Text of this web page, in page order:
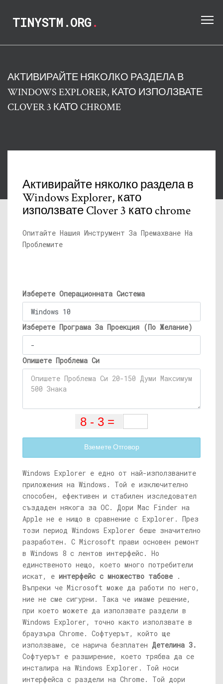
TINYSTM.ORG.
АКТИВИРАЙТЕ НЯКОЛКО РАЗДЕЛА В
WINDOWS EXPLORER, КАТО ИЗПОЛЗВАТЕ
CLOVER 3 КАТО CHROME
Активирайте няколко раздела в
Windows Explorer, като
използвате Clover 3 като chrome
Опитайте Нашия Инструмент За Премахване На
Проблемите
Изберете Операционната Система
Изберете Програма За Проекция (По Желание)
Опишете Проблема Си
Вземете Отговор
Windows Explorer е едно от най-използваните
приложения на Windows. Той е изключително
способен, ефективен и стабилен изследовател
създаден някога за ОС. Дори Mac Finder на
Apple не е нищо в сравнение с Explorer. През
този период Windows Explorer беше значително
разработен. С Microsoft прави основен ремонт
в Windows 8 с лентов интерфейс. Но
единственото нещо, което много потребители
искат, е интерфейс с множество табове .
Въпреки че Microsoft може да работи по него,
ние не сме сигурни. Така че имаме решение,
при което можете да използвате раздели в
Windows Explorer, точно както използвате в
браузъра Chrome. Софтуерът, който ще
използваме, се нарича безплатен Детелина 3.
Софтуерът е разширение, което трябва да се
инсталира на Windows Explorer. Той носи
интерфейса с раздели на Chrome. Той дори